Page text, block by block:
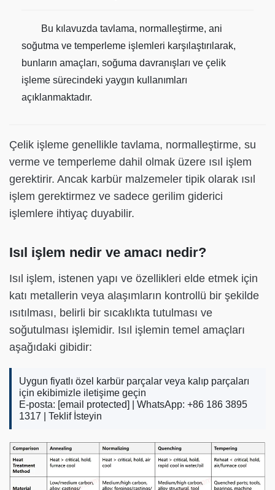
Bu kılavuzda tavlama, normalleştirme, ani
soğutma ve temperleme işlemleri karşılaştırılarak,
bunların amaçları, soğuma davranışları ve çelik
işleme sürecindeki yaygın kullanımları
açıklanmaktadır.
Çelik işleme genellikle tavlama, normalleştirme, su
verme ve temperleme dahil olmak üzere ısıl işlem
gerektirir. Ancak karbür malzemeler tipik olarak ısıl
işlem gerektirmez ve sadece gerilim giderici
işlemlere ihtiyaç duyabilir.
Isıl işlem nedir ve amacı nedir?
Isıl işlem, istenen yapı ve özellikleri elde etmek için
katı metallerin veya alaşımların kontrollü bir şekilde
ısıtılması, belirli bir sıcaklıkta tutulması ve
soğutulması işlemidir. Isıl işlemin temel amaçları
aşağıdaki gibidir:
Uygun fiyatlı özel karbür parçalar veya kalıp parçaları
için ekibimizle iletişime geçin
E-posta: [email protected]
| WhatsApp: +86 186 3895
1317 | Teklif İsteyin